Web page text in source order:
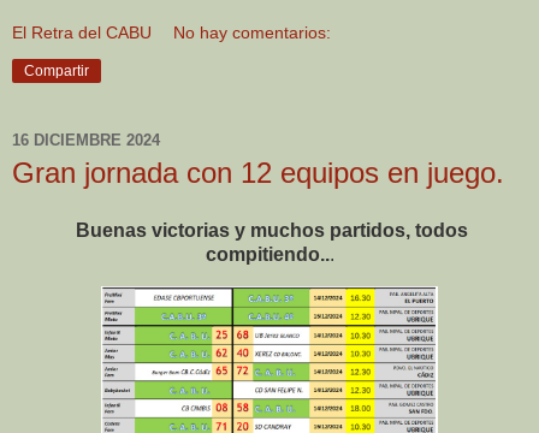
El Retra del CABU No hay comentarios:
Compartir
16 DICIEMBRE 2024
Gran jornada con 12 equipos en juego.
Buenas victorias y muchos partidos, todos
compitiendo...